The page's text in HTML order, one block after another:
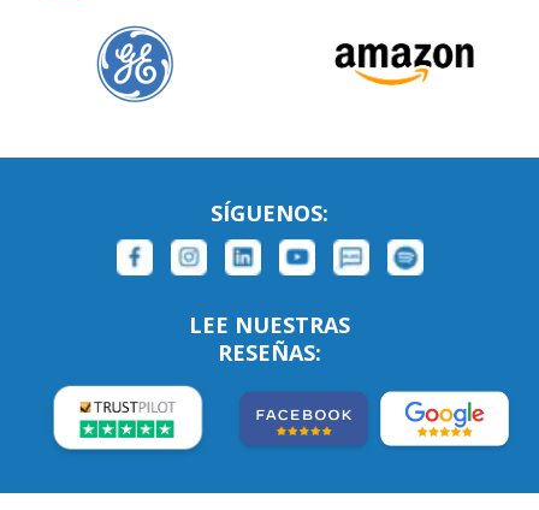
SÍGUENOS:
LEE NUESTRAS
RESEÑAS: